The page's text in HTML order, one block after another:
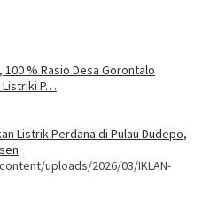
100 % Rasio Desa Gorontalo
Listriki P…
Listrik Perdana di Pulau Dudepo,
uploads/2026/03/IKLAN-